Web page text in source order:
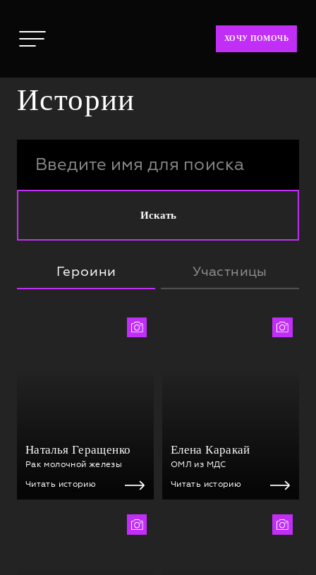
ХОЧУ ПОМОЧЬ
Истории
Искать
Героини Участницы
Сергей Шаман
Наталья Геращенко
Рак молочной железы
Читать историю
Сергей Шаман
Елена Каракай
ОМЛ из МДС
Читать историю
Марина Савинская Натали Мальцева